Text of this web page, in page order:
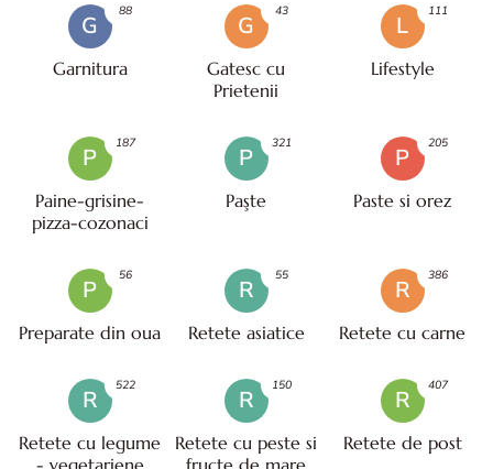
G
Garnitura
88
G
Gatesc cu
Prietenii
43
L
Lifestyle
111
P
Paine-grisine-
pizza-cozonaci
187
P
Paşte
321
P
Paste si orez
205
P
Preparate din oua
56
R
Retete asiatice
55
R
Retete cu carne
386
R
Retete cu legume
- vegetariene
522
R
Retete cu peste si
fructe de mare
150
R
Retete de post
407